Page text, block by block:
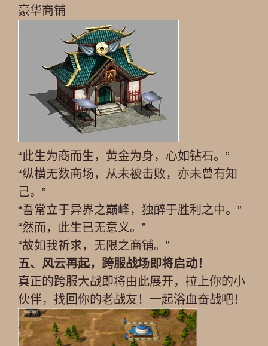
豪华商铺
“此生为商而生，黄金为身，心如钻石。”
“纵横无数商场，从未被击败，亦未曾有知
己。”
“吾常立于异界之巅峰，独醉于胜利之中。”
“然而，此生已无意义。”
“故如我祈求，无限之商铺。”
五、风云再起，跨服战场即将启动！
真正的跨服大战即将由此展开，拉上你的小
伙伴，找回你的老战友！一起浴血奋战吧！